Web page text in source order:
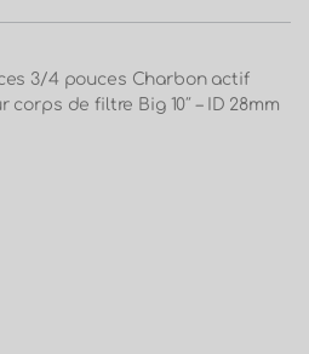
3/4 pouces Charbon actif
de filtre Big 10″ – ID 28mm